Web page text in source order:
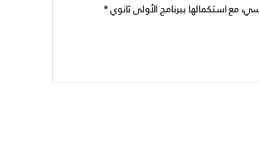
مع استكمالها ببرنامج الأولى ثانوي *